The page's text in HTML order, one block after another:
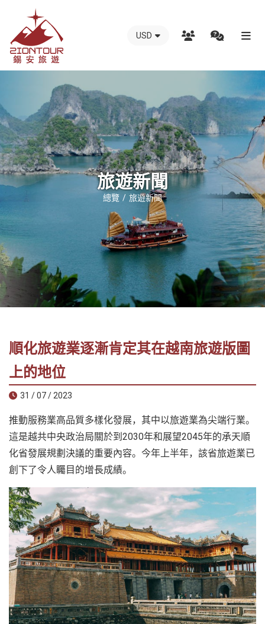
越
安
國
際
旅
行
社
南
接
錫
遊
在
南
最
好
的
作
夥
伴！
越
南
LOCAL
旅
行
社
USD
旅遊新聞
總覽 旅遊新聞
順化旅遊業逐漸肯定其在越南旅遊版圖
上的地位
31 / 07 / 2023
推動服務業高品質多樣化發展，其中以旅遊業為尖端行業。
這是越共中央政治局關於到2030年和展望2045年的承天順
化省發展規劃決議的重要內容。今年上半年，該省旅遊業已
創下了令人矚目的增長成績。